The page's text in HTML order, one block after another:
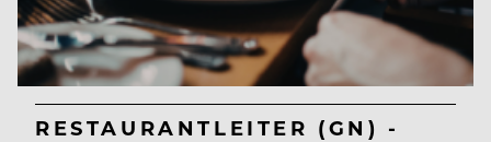
RESTAURANTLEITER (GN) -